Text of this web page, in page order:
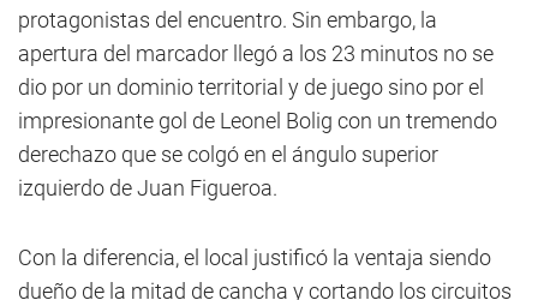
protagonistas del encuentro. Sin embargo, la
apertura del marcador llegó a los 23 minutos no se
dio por un dominio territorial y de juego sino por el
impresionante gol de Leonel Bolig con un tremendo
derechazo que se colgó en el ángulo superior
izquierdo de Juan Figueroa.
Con la diferencia, el local justificó la ventaja siendo
dueño de la mitad de cancha y cortando los circuitos